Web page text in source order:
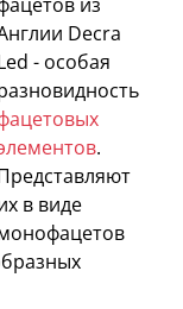
Decra
- особая
.
в виде